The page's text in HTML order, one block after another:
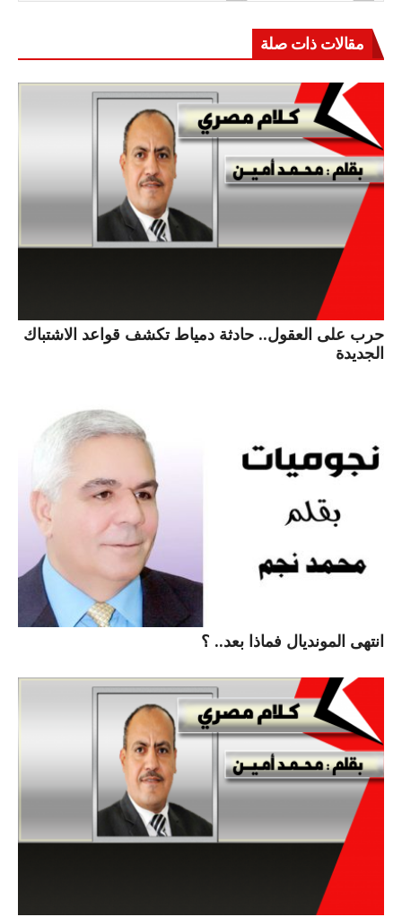
مقالات ذات صلة
حرب على العقول.. حادثة دمياط تكشف قواعد الاشتباك
الجديدة
انتهى المونديال فماذا بعد.. ؟